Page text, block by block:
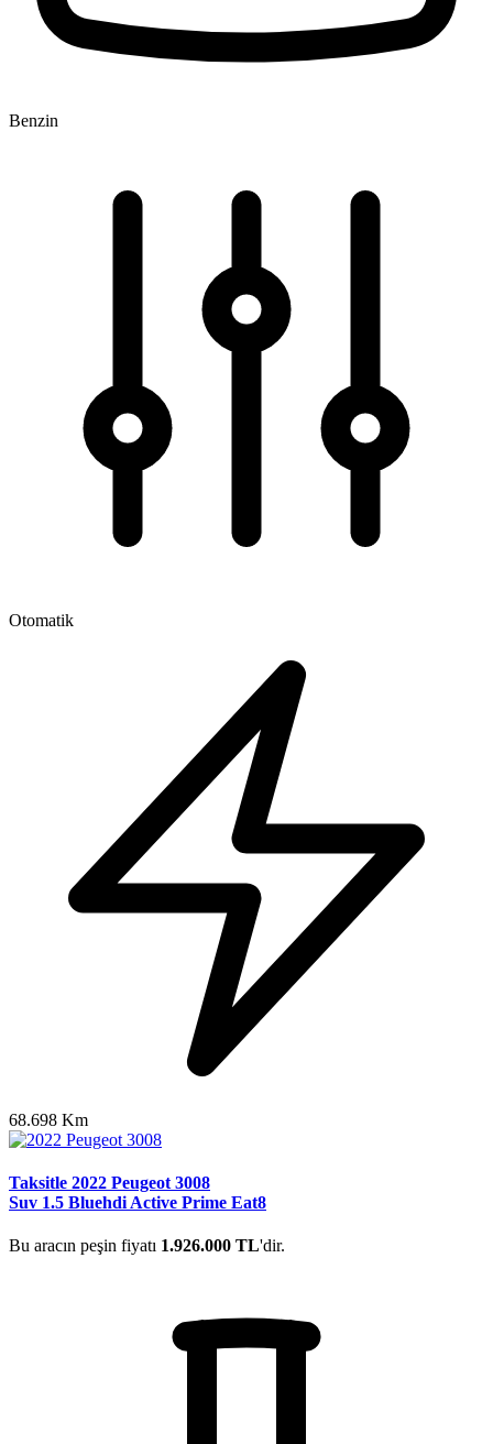
Benzin
Otomatik
68.698 Km
Taksitle 2022 Peugeot 3008
Suv 1.5 Bluehdi Active Prime Eat8
Bu aracın peşin fiyatı 1.926.000 TL'dir.